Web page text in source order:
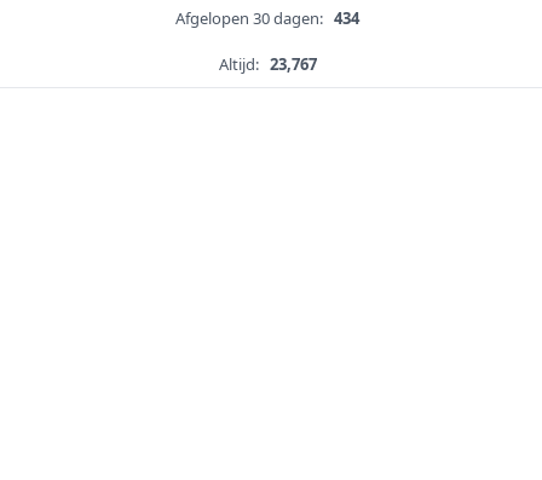
Afgelopen 30 dagen: 434
Altijd: 23,767